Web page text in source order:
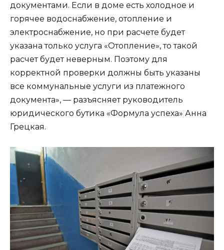
документами. Если в доме есть холодное и
горячее водоснабжение, отопление и
электроснабжение, но при расчете будет
указана только услуга «Отопление», то такой
расчет будет неверным. Поэтому для
корректной проверки должны быть указаны
все коммунальные услуги из платежного
документа», — разъясняет руководитель
юридического бутика «Формула успеха» Анна
Грецкая.